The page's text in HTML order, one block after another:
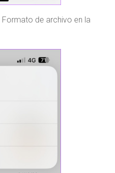
de archivo en la